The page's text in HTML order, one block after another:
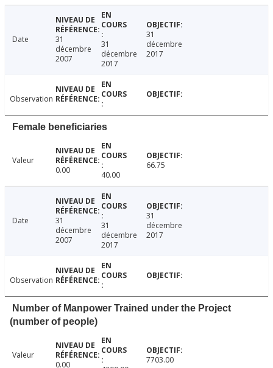
Date
31
décembre
2007
31
décembre
2017
31
décembre
2017
Observation
Female beneficiaries
Valeur
0.00
40.00
66.75
Date
31
décembre
2007
31
décembre
2017
31
décembre
2017
Observation
Number of Manpower Trained under the Project
(number of people)
Valeur
0.00
7703.00